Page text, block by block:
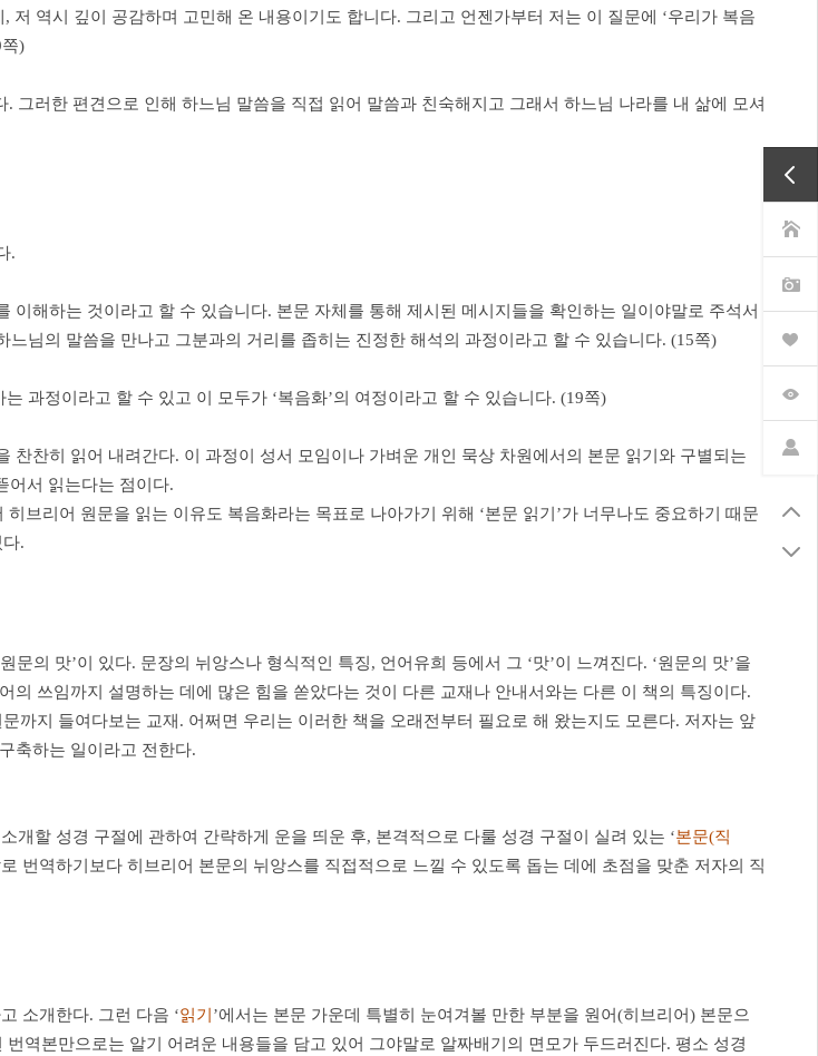
역시 깊이 공감하며 고민해 온 내용이기도 합니다. 그리고 언젠가부터 저는 이 질문에 ‘우리가 복음
)
그러한 편견으로 인해 하느님 말씀을 직접 읽어 말씀과 친숙해지고 그래서 하느님 나라를 내 삶에 모셔
.
해하는 것이라고 할 수 있습니다. 본문 자체를 통해 제시된 메시지들을 확인하는 일이야말로 주석서
님의 말씀을 만나고 그분과의 거리를 좁히는 진정한 해석의 과정이라고 할 수 있습니다. (15쪽)
과정이라고 할 수 있고 이 모두가 ‘복음화’의 여정이라고 할 수 있습니다. (19쪽)
찬히 읽어 내려간다. 이 과정이 성서 모임이나 가벼운 개인 묵상 차원에서의 본문 읽기와 구별되는
어서 읽는다는 점이다.
브리어 원문을 읽는 이유도 복음화라는 목표로 나아가기 위해 ‘본문 읽기’가 너무나도 중요하기 때문
.
의 맛’이 있다. 문장의 뉘앙스나 형식적인 특징, 언어유희 등에서 그 ‘맛’이 느껴진다. ‘원문의 맛’을
쓰임까지 설명하는 데에 많은 힘을 쏟았다는 것이 다른 교재나 안내서와는 다른 이 책의 특징이다.
까지 들여다보는 교재. 어쩌면 우리는 이러한 책을 오래전부터 필요로 해 왔는지도 모른다. 저자는 앞
축하는 일이라고 전한다.
할 성경 구절에 관하여 간략하게 운을 띄운 후, 본격적으로 다룰 성경 구절이 실려 있는 ‘본문(직
번역하기보다 히브리어 본문의 뉘앙스를 직접적으로 느낄 수 있도록 돕는 데에 초점을 맞춘 저자의 직
소개한다. 그런 다음 ‘읽기 ’에서는 본문 가운데 특별히 눈여겨볼 만한 부분을 원어(히브리어) 본문으
역본만으로는 알기 어려운 내용들을 담고 있어 그야말로 알짜배기의 면모가 두드러진다. 평소 성경